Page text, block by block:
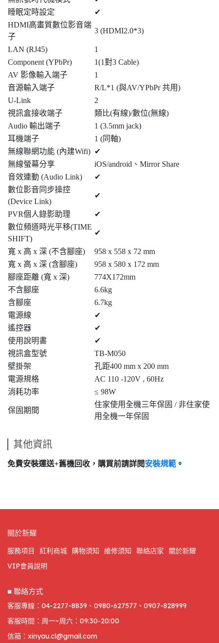
睡眠定時設定
✔
HDMI高畫質數位影音端
子
3 (HDMI2.0*3)
LAN (RJ45)
1
Component (YPbPr)
1(1對3 Cable)
AV 影像輸入端子
1
音源輸入端子
R/L*1 (與AV/YPbPr 共用)
U-Link
2
視訊盒接收端子
類比(有線)/數位(無線)
Audio 輸出端子
1 (3.5mm jack)
耳機端子
1 (同軸)
無線聯網功能 (內建Wifi) ✔
無線螢幕分享
iOS/android、Mirror Share
音效連動 (Audio Link)
✔
數位影音同步操控
(Device Link)
✔
PVR個人錄影助理
✔
數位頻道時光平移(TIME
SHIFT)
✔
寬 x 高 x 深 (不含腳座)
958 x 558 x 72 mm
寬 x 高 x 深 (含腳座)
958 x 580 x 172 mm
腳座距離 (寬 x 深)
774X172mm
不含腳座
6.6kg
含腳座
6.7kg
電源線
✔
遙控器
✔
使用說明書
✔
視訊盒型號
TB-M050
壁掛架
孔距400 mm x 200 mm
電源規格
AC 110 -120V , 60Hz
消耗功率
≤ 98W
保固期間
住家使用全機三年保固 / 非住家使
用全機一年保固
其他資訊
免費安裝運送+舊機回收，購買前請詳閱安裝規範 。
關於新耀
服務項目 紅利商城 購物須知 維修須知 聯絡店家
關於新耀
VIP會員說明
■ 聯絡方式
客服專線：04-2277-8839、0980-627577、0907-828999
客服時間：周一~周六：09:30-20:00
信箱：xinyau.cl@gmail.com